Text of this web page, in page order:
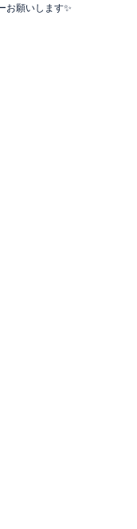
お願いします✨️